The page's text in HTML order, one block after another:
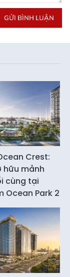
GỬI BÌNH LUẬN
Crest:
hữu mảnh
cùng tại
Ocean Park 2